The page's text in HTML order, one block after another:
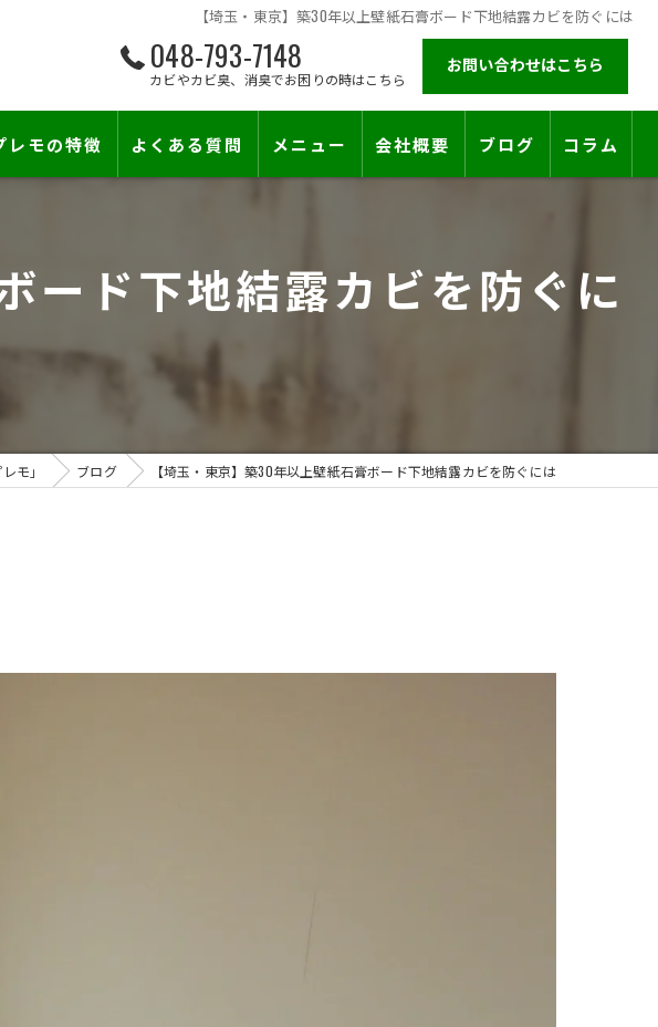
【埼玉・東京】築30年以上壁紙石膏ボード下地結露カビを防ぐには
048-793-7148
カビやカビ臭、消臭でお困りの時はこちら
お問い合わせはこちら
のカビ
ーゼットのカビ
レモの特徴
築中のカビ
屋の除菌消臭
よくある質問 メニュー 会社概要 ブログ コラム
ード下地結露カビを防ぐに
モ」 ブログ 【埼玉・東京】築30年以上壁紙石膏ボード下地結露カビを防ぐには